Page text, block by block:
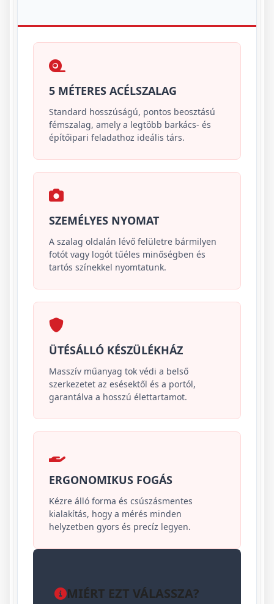
5 MÉTERES ACÉLSZALAG
Standard hosszúságú, pontos beosztású
fémszalag, amely a legtöbb barkács- és
építőipari feladathoz ideális társ.
SZEMÉLYES NYOMAT
A szalag oldalán lévő felületre bármilyen
fotót vagy logót tűéles minőségben és
tartós színekkel nyomtatunk.
ÜTÉSÁLLÓ KÉSZÜLÉKHÁZ
Masszív műanyag tok védi a belső
szerkezetet az esésektől és a portól,
garantálva a hosszú élettartamot.
ERGONOMIKUS FOGÁS
Kézre álló forma és csúszásmentes
kialakítás, hogy a mérés minden
helyzetben gyors és precíz legyen.
MIÉRT EZT VÁLASSZA?